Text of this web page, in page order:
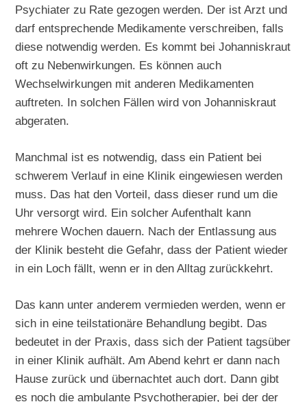
Psychiater zu Rate gezogen werden. Der ist Arzt und
darf entsprechende Medikamente verschreiben, falls
diese notwendig werden. Es kommt bei Johanniskraut
oft zu Nebenwirkungen. Es können auch
Wechselwirkungen mit anderen Medikamenten
auftreten. In solchen Fällen wird von Johanniskraut
abgeraten.
Manchmal ist es notwendig, dass ein Patient bei
schwerem Verlauf in eine Klinik eingewiesen werden
muss. Das hat den Vorteil, dass dieser rund um die
Uhr versorgt wird. Ein solcher Aufenthalt kann
mehrere Wochen dauern. Nach der Entlassung aus
der Klinik besteht die Gefahr, dass der Patient wieder
in ein Loch fällt, wenn er in den Alltag zurückkehrt.
Das kann unter anderem vermieden werden, wenn er
sich in eine teilstationäre Behandlung begibt. Das
bedeutet in der Praxis, dass sich der Patient tagsüber
in einer Klinik aufhält. Am Abend kehrt er dann nach
Hause zurück und übernachtet auch dort. Dann gibt
es noch die ambulante Psychotherapier, bei der der